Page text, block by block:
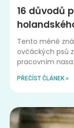
16 důvodů
Tento méně
ovčáckých psů
pracovním
PŘEČÍST ČLÁNEK »